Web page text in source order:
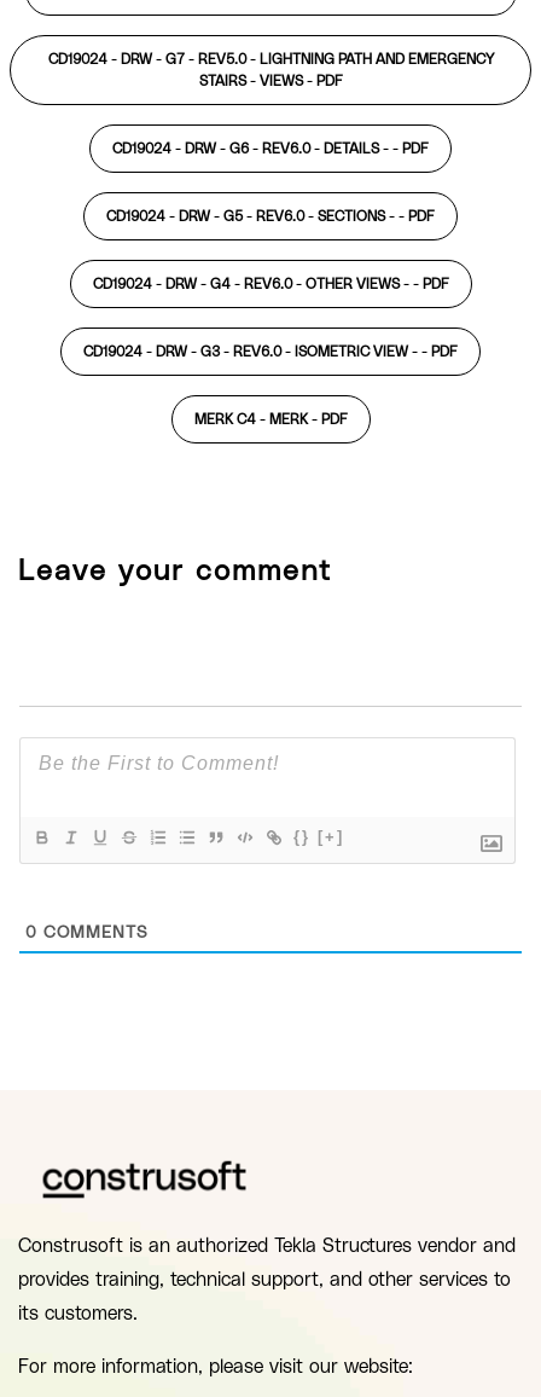
CD19024 - DRW - G7 - REV5.0 - LIGHTNING PATH AND EMERGENCY
STAIRS - VIEWS - PDF
CD19024 - DRW - G6 - REV6.0 - DETAILS - - PDF
CD19024 - DRW - G5 - REV6.0 - SECTIONS - - PDF
CD19024 - DRW - G4 - REV6.0 - OTHER VIEWS - - PDF
CD19024 - DRW - G3 - REV6.0 - ISOMETRIC VIEW - - PDF
MERK C4 - MERK - PDF
Leave your comment
{} [+]
0 COMMENTS
Construsoft is an authorized Tekla Structures vendor and
provides training, technical support, and other services to
its customers.
For more information, please visit our website: